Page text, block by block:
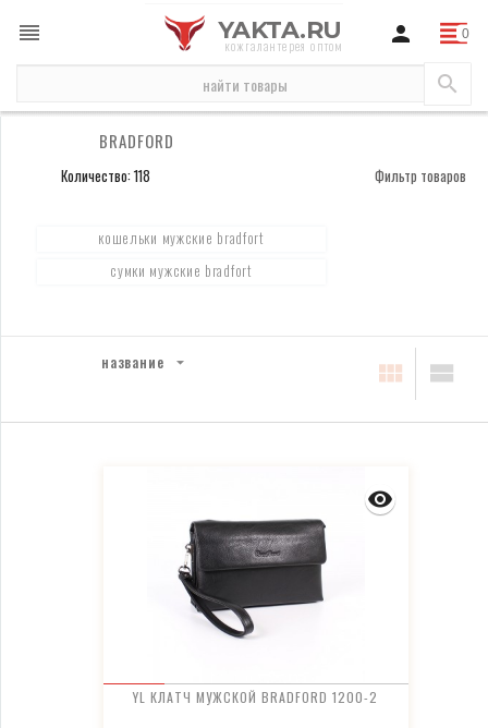
YAKTA.RU
кожгалантерея оптом
BRADFORD
Количество: 118 Фильтр товаров
кошельки мужские bradfort
сумки мужские bradfort
название
YL КЛАТЧ МУЖСКОЙ BRADFORD 1200-2